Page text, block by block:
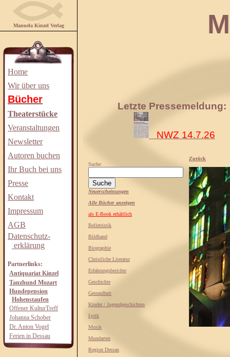
Manuela Kinzel Verlag
Home
Wir über uns
Bücher
Theaterstücke
Veranstaltungen
Newsletter
Autoren buchen
Ihr Buch bei uns
Presse
Kontakt
Impressum
AGB
Datenschutz-
erklärung
Partnerlinks:
Antiquariat Kinzel
Tanzhund Mozart
Hundepension
Hohenstaufen
Offener KulturTreff
Johanna Schober
Dr. Anton Vogel
Ferien in Dessau
Letzte Pressemeldung:
NWZ 14.7.26
Suche:
Neuerscheinungen
Alle Bücher anzeigen
als E-Book erhältlich
Belletristik
Bildband
Biographie
Christliche Literatur
Erfahrungsberichte
Geschichte
Gesundheit
Kinder / Jugendgeschichten
Lyrik
Musik
Mundarten
Region Dessau
Zurück